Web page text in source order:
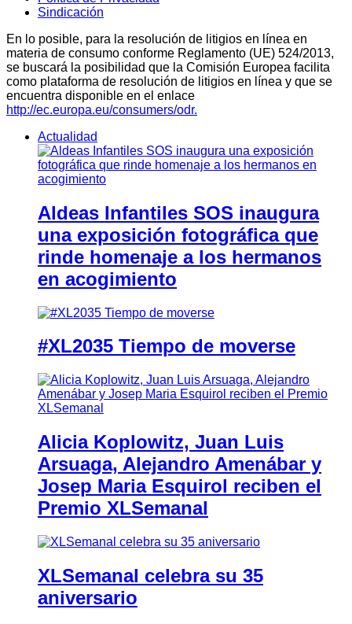
Sindicación
En lo posible, para la resolución de litigios en línea en
materia de consumo conforme Reglamento (UE) 524/2013,
se buscará la posibilidad que la Comisión Europea facilita
como plataforma de resolución de litigios en línea y que se
encuentra disponible en el enlace
http://ec.europa.eu/consumers/odr.
Actualidad
Aldeas Infantiles SOS inaugura
una exposición fotográfica que
rinde homenaje a los hermanos
en acogimiento
#XL2035 Tiempo de moverse
Alicia Koplowitz, Juan Luis
Arsuaga, Alejandro Amenábar y
Josep Maria Esquirol reciben el
Premio XLSemanal
XLSemanal celebra su 35
aniversario